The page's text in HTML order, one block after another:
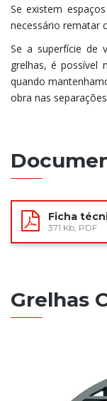
Se existem
necessário rematar
Se a superfície de
grelhas, é possível
quando
obra nas
Ficha
371 Kb, PDF
Grelhas